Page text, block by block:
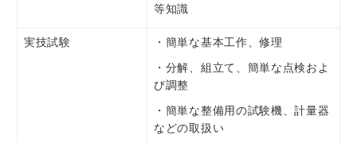
等知識
実技試験
・簡単な基本工作、修理
・分解、組立て、簡単な点検およ
び調整
・簡単な整備用の試験機、計量器
などの取扱い